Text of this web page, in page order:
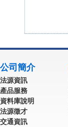
公司簡介
法源資訊
產品服務
資料庫說明
法源徵才
交通資訊